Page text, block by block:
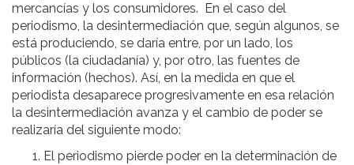
mercancías y los consumidores. En el caso del
periodismo, la desintermediación que, según algunos, se
está produciendo, se daría entre, por un lado, los
públicos (la ciudadanía) y, por otro, las fuentes de
información (hechos). Así, en la medida en que el
periodista desaparece progresivamente en esa relación
la desintermediación avanza y el cambio de poder se
realizaría del siguiente modo:
El periodismo pierde poder en la determinación de